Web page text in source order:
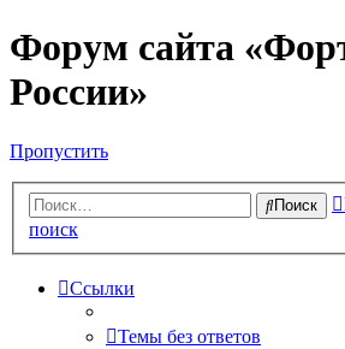
Форум сайта
России»
Пропустить
Поиск
поиск
Ссылки
Темы без ответов